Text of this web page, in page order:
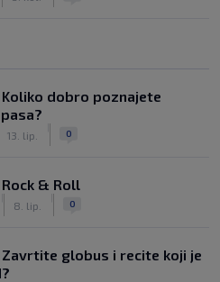
dobro poznajete
13. lip. 0
& Roll
8. lip. 0
Zavrtite globus i recite koji je